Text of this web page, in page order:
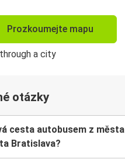
Prozkoumejte mapu
otázky
cesta autobusem z města
Bratislava?